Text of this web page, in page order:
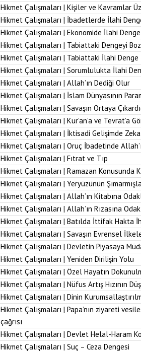
Hikmet Çalışmaları | Kişiler ve Kavramlar
Hikmet Çalışmaları | İbadetlerde İlahi
Hikmet Çalışmaları | Ekonomide İlahi Denge
Hikmet Çalışmaları | Tabiattaki Dengeyi
Hikmet Çalışmaları | Tabiattaki İlahi Denge
Hikmet Çalışmaları | Sorumlulukta İlahi
Hikmet Çalışmaları | Allah’ın Dediği Olur
Hikmet Çalışmaları | İslam Dünyasının
Hikmet Çalışmaları | Savaşın Ortaya
Hikmet Çalışmaları | Kur’an’a ve Tevrat’a
Hikmet Çalışmaları | İktisadi Gelişimde
Hikmet Çalışmaları | Oruç İbadetinde
Hikmet Çalışmaları | Fıtrat ve Tıp
Hikmet Çalışmaları | Ramazan Konusunda
Hikmet Çalışmaları | Yeryüzünün
Hikmet Çalışmaları | Allah’ın Kitabına
Hikmet Çalışmaları | Allah’ın Rızasına
Hikmet Çalışmaları | Batılda İttifak Hakta
Hikmet Çalışmaları | Savaşın Evrensel
Hikmet Çalışmaları | Devletin Piyasaya
Hikmet Çalışmaları | Yeniden Dirilişin Yolu
Hikmet Çalışmaları | Özel Hayatın
Hikmet Çalışmaları | Nüfus Artış Hızının
Hikmet Çalışmaları | Dinin
Hikmet Çalışmaları | Papa’nın ziyareti
çağrısı
Hikmet Çalışmaları | Devlet Helal-Haram
Hikmet Çalışmaları | Suç – Ceza Dengesi